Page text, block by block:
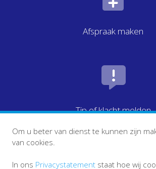
Afspraak maken
Tip of klacht melden
Om u beter van dienst te kunnen zijn
van cookies.
In ons Privacystatement staat hoe wij